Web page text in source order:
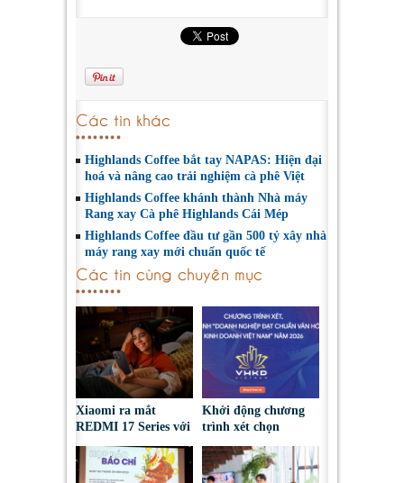
Các tin khác
Highlands Coffee bắt tay NAPAS: Hiện đại
hoá và nâng cao trải nghiệm cà phê Việt
Highlands Coffee khánh thành Nhà máy
Rang xay Cà phê Highlands Cái Mép
Highlands Coffee đầu tư gần 500 tỷ xây nhà
máy rang xay mới chuẩn quốc tế
Các tin cùng chuyên mục
Xiaomi ra mắt
REDMI 17 Series với
kế trẻ trung, giá từ
5,5 triệu đồng
Khởi động chương
trình xét chọn
chuẩn Văn hóa Kinh
doanh Việt Nam’